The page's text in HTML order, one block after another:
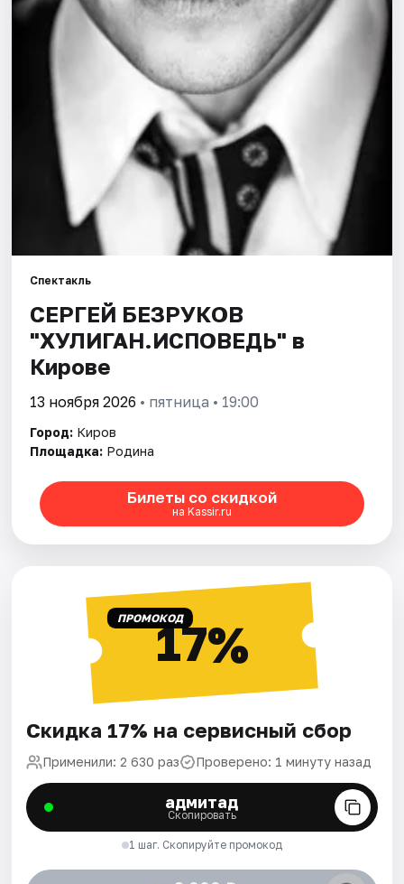
Площадки
Рейтинги
Спектакль
СЕРГЕЙ БЕЗРУКОВ
"ХУЛИГАН.ИСПОВЕДЬ" в
Кирове
13 ноября 2026 • пятница • 19:00
Город: Киров
Площадка: Родина
Билеты со скидкой
на Kassir.ru
ПРОМОКОД17%
Скидка 17% на сервисный сбор
Применили: 2 630 раз Проверено: 1 минуту назад
адмитад
Скопировать
1 шаг. Скопируйте промокод